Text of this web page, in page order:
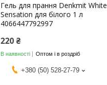
Гель для прання Denkmit White
Sensation для білого 1 л
4066447792997
220 ₴
В наявності Оптом і в роздріб
+380 (50) 528-27-79